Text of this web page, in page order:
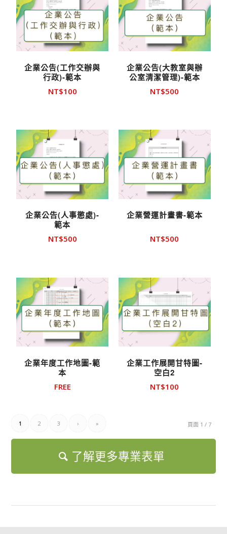
企業公告(工作交辦與
行政)-範本
NT$100
企業公告(大教室與辦
公室清潔管理)-範本
NT$500
企業公告(人事懲處)-
範本
NT$500
企業營運計畫書-範本
NT$500
企業年度工作地圖-範
本
FREE
企業工作展開甘特圖-
空白2
NT$100
頁面 1 / 7
1 2 3 › »
了解更多專業表單